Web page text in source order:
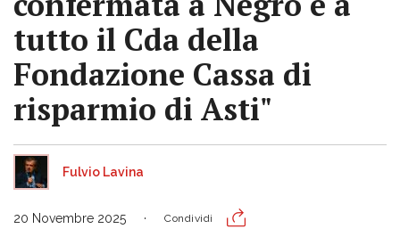
tutto il Cda della
Fondazione Cassa di
risparmio di Asti"
Fulvio Lavina
20 Novembre 2025 Condividi